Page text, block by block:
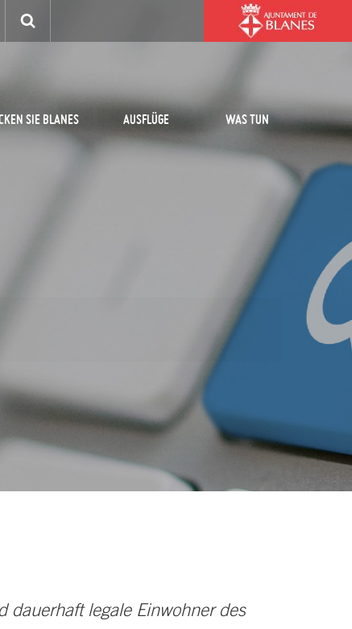
SIE BLANES AUSFLÜGE WAS TUN
dauerhaft legale Einwohner des